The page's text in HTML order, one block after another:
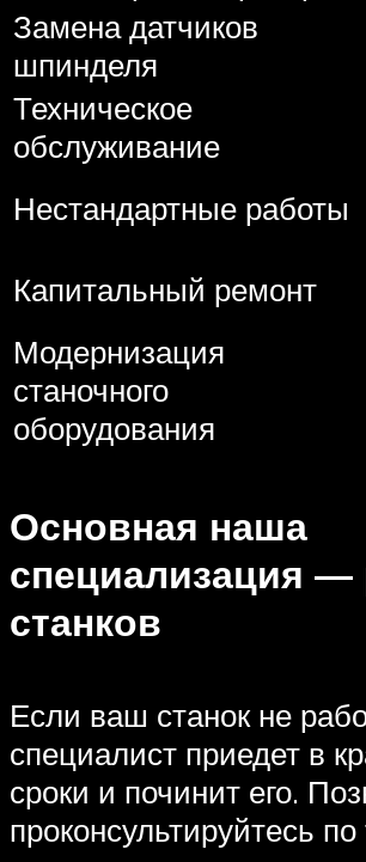
Замена датчиков
шпинделя
Техническое
обслуживание
Нестандартные работы
Капитальный ремонт
Модернизация
станочного
оборудования
Основная наша
специализация —
станков
Если ваш станок не
специалист приедет в
сроки и починит его.
проконсультируйтесь по